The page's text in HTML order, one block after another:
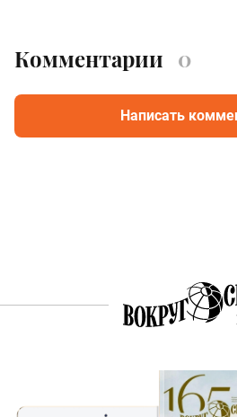
Комментарии 0
Написать